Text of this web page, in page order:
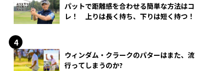
パットで距離感を合わせる簡単な方法はコ
レ！ 上りは長く持ち、下りは短く持つ！
ウィンダム・クラークのパターはまた、流
行ってしまうのか?